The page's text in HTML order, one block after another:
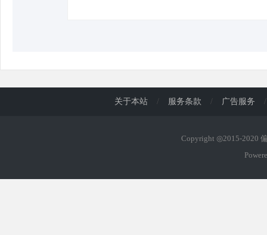
关于本站 / 服务条款 / 广告服务 /
Copyright ◎2015-2020